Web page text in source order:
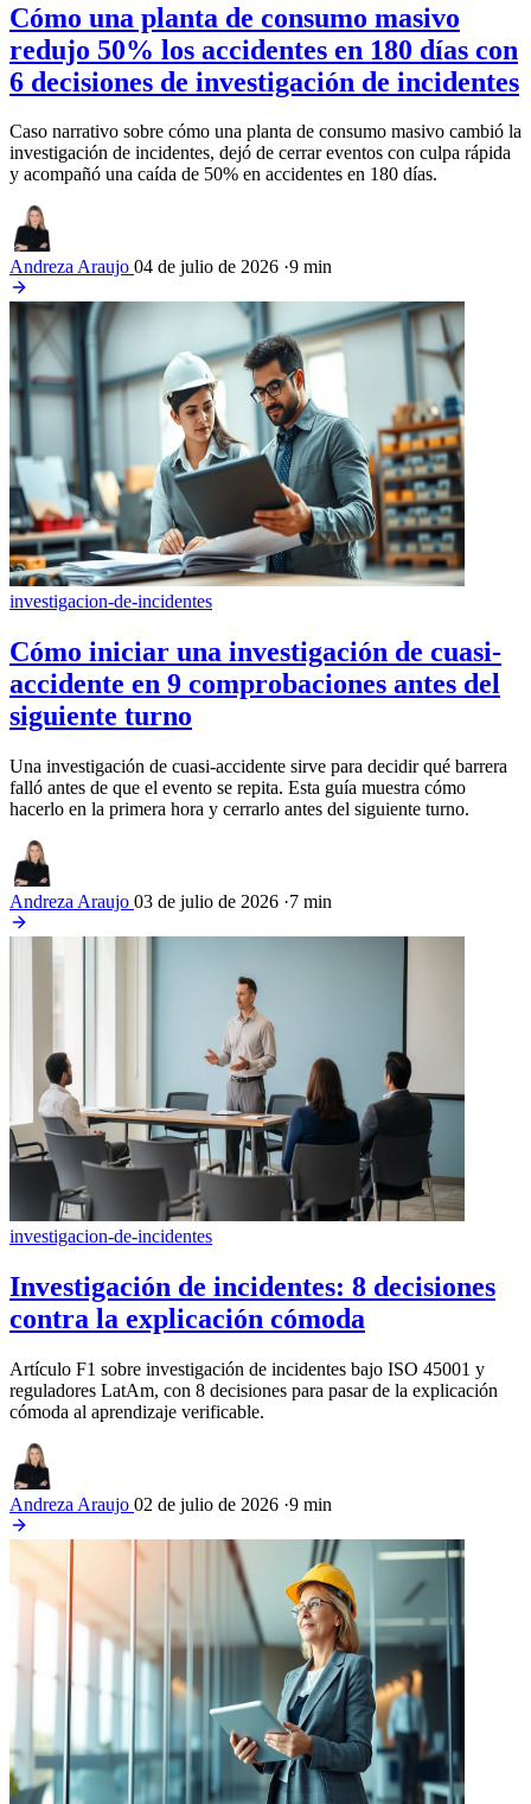
Cómo una planta de consumo masivo
redujo 50% los accidentes en 180 días con
6 decisiones de investigación de incidentes
Caso narrativo sobre cómo una planta de consumo masivo cambió la
investigación de incidentes, dejó de cerrar eventos con culpa rápida
y acompañó una caída de 50% en accidentes en 180 días.
Andreza Araujo 04 de julio de 2026 ·9 min
investigacion-de-incidentes
Cómo iniciar una investigación de cuasi-
accidente en 9 comprobaciones antes del
siguiente turno
Una investigación de cuasi-accidente sirve para decidir qué barrera
falló antes de que el evento se repita. Esta guía muestra cómo
hacerlo en la primera hora y cerrarlo antes del siguiente turno.
Andreza Araujo 03 de julio de 2026 ·7 min
investigacion-de-incidentes
Investigación de incidentes: 8 decisiones
contra la explicación cómoda
Artículo F1 sobre investigación de incidentes bajo ISO 45001 y
reguladores LatAm, con 8 decisiones para pasar de la explicación
cómoda al aprendizaje verificable.
Andreza Araujo 02 de julio de 2026 ·9 min